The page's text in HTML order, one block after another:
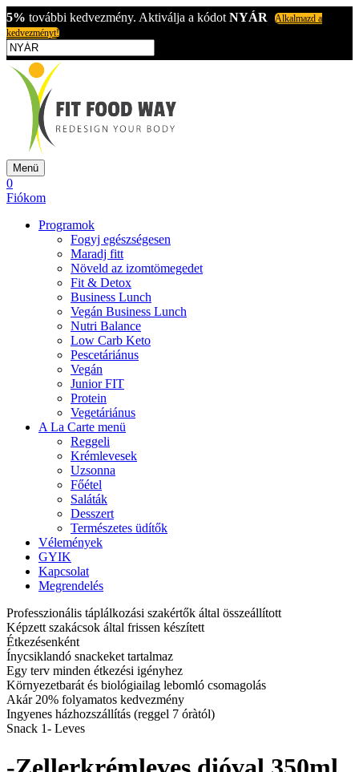
5% további kedvezmény. Aktiválja a kódot NYÁR
Alkalmazd a
kedvezményt!
Menü
0
Fiókom
Programok
Fogyj egészségesen
Maradj fitt
Növeld az izomtömegedet
Fit & Detox
Business Lunch
Vegán Business Lunch
Nutri Balance
Low Carb Keto
Pescetáriánus
Vegán
Junior FIT
Protein
Vegetáriánus
A La Carte menü
Reggeli
Krémlevesek
Uzsonna
Főétel
Saláták
Desszert
Természetes üdítők
Vélemények
GYIK
Kapcsolat
Megrendelés
Professzionális táplálkozási szakértők által összeállított
Képzett szakácsok által frissen készített
Étkezésenként
Ínycsiklandó snackeket tartalmaz
Egy terv minden étkezési igényhez
Környezetbarát és biológiailag lebomló csomagolás
Akár 20% folyamatos kedvezmény
Ingyenes házhozszállítás (reggel 7 óràtól)
Snack 1- Leves